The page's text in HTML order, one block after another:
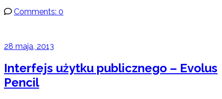
Comments: 0
28 maja, 2013
Interfejs użytku publicznego – Evolus
Pencil